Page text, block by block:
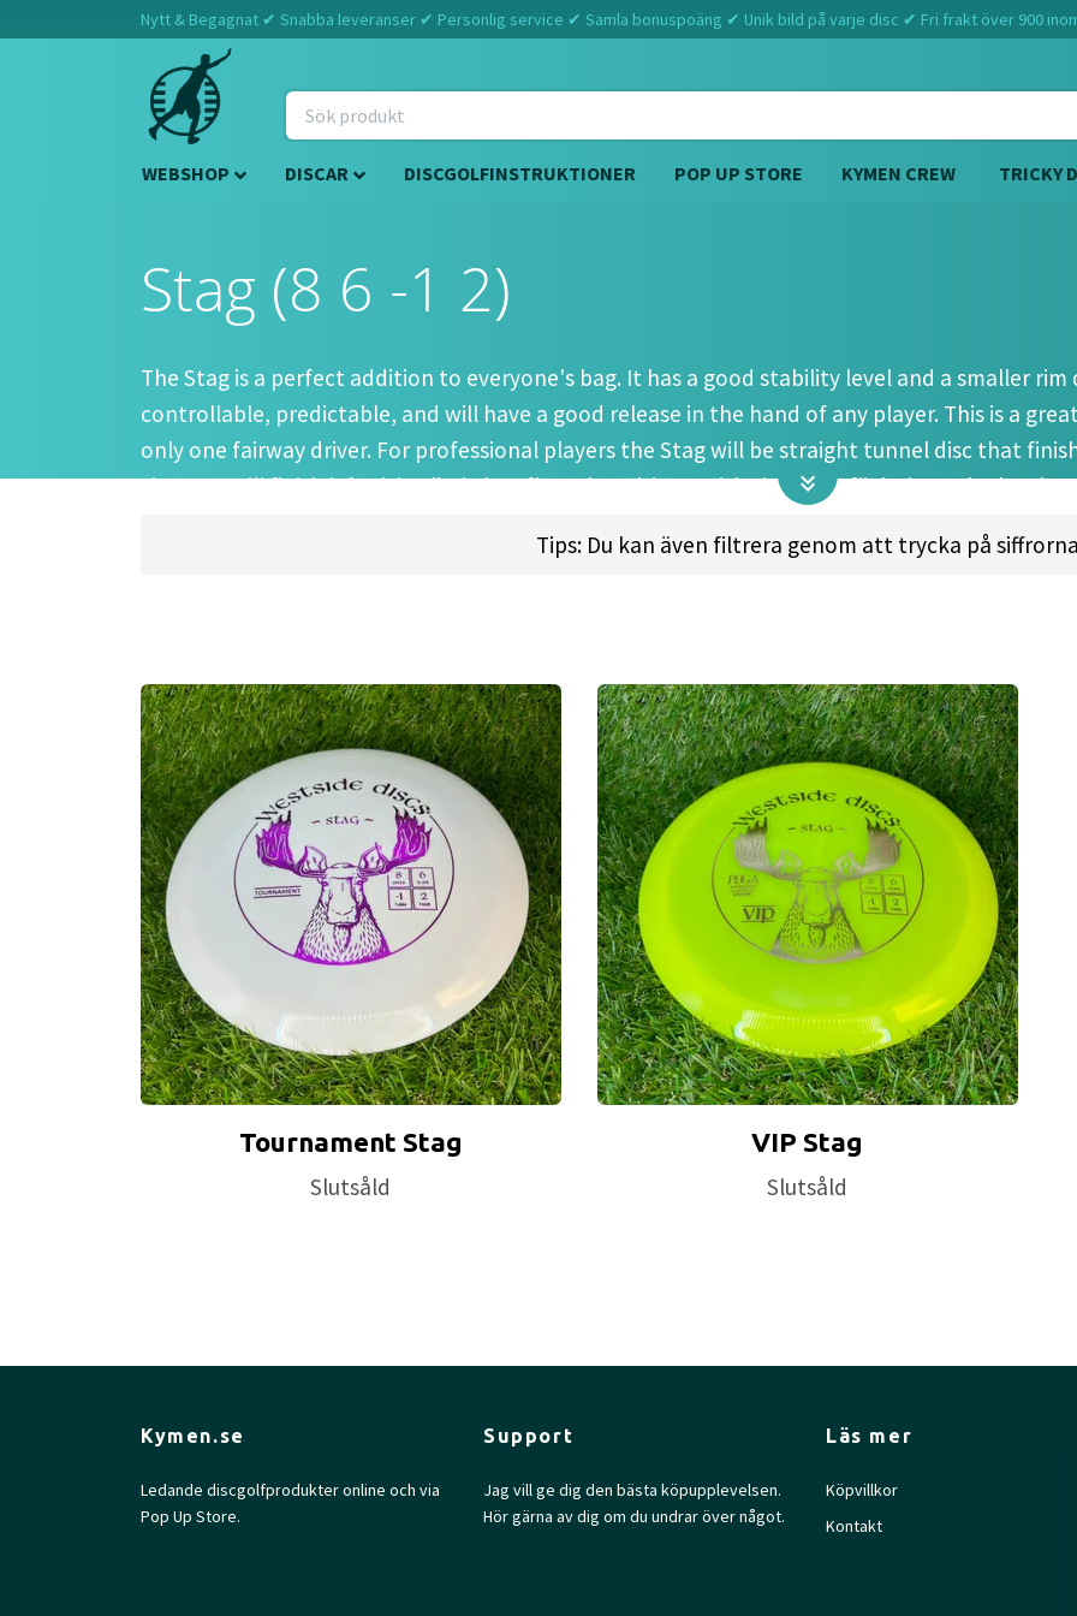
Nytt & Begagnat ✔ Snabba leveranser ✔ Personlig service ✔ Samla bonuspoäng ✔ Unik bild på varje disc ✔ Fri frakt över 900
WEBSHOP DISCAR DISCGOLFINSTRUKTIONER POP UP STORE KYMEN CREW TRICKY
Stag (8 6 -1 2)
The Stag is a perfect addition to everyone's bag. It has a good stability level and a smaller
controllable, predictable, and will have a good release in the hand of any player. This is a
only one fairway driver. For professional players the Stag will be straight tunnel disc that
the Stag will finish left with a little less flare than drivers with the same flight integrity level.
Tips: Du kan även filtrera genom att trycka på siffrorna
Tournament Stag
Slutsåld
VIP Stag
Slutsåld
Kymen.se
Ledande discgolfprodukter online och via
Pop Up Store.
Support
Jag vill ge dig den bästa köpupplevelsen.
Hör gärna av dig om du undrar över något.
Läs mer
Köpvillkor
Kontakt